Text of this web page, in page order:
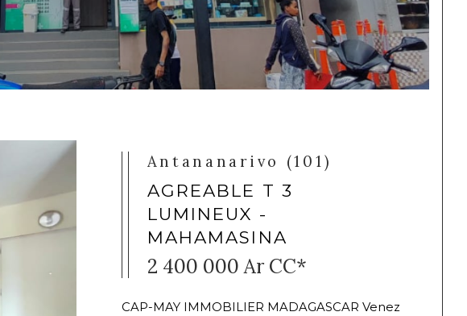
Antananarivo (101)
AGREABLE T 3
LUMINEUX -
MAHAMASINA
2 400 000 Ar CC*
CAP-MAY IMMOBILIER MADAGASCAR Venez